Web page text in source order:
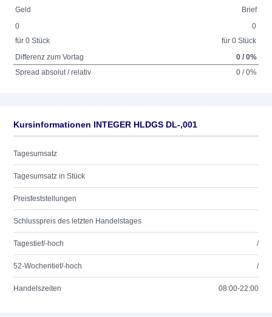
Geld
Brief
0
für 0 Stück
0
für 0 Stück
Differenz zum Vortag
0 / 0%
Spread absolut / relativ
0 / 0%
Kursinformationen INTEGER HLDGS DL-,001
Tagesumsatz
Tagesumsatz in Stück
Preisfeststellungen
Schlusspreis des letzten Handelstages
Tagestief/-hoch /
52-Wochentief/-hoch /
Handelszeiten 08:00-22:00